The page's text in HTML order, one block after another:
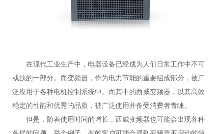
在现代工业生产中，电器设备已经成为人们日常工作中不可
或缺的一部分。而变频器，作为电力节能的重要组成部分，被广
泛应用于各种电机控制系统中。而其中的西威变频器，以其高效
稳定的性能和优秀的品质，被广泛使用并备受消费者青睐。
但是，随着使用时间的增长，西威变频器也可能会出现各种